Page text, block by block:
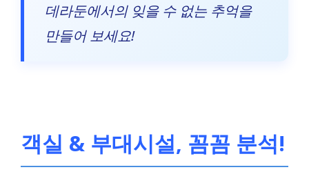
데라둔에서의 잊을 수 없는 추억을
만들어 보세요!
객실 & 부대시설, 꼼꼼 분석!